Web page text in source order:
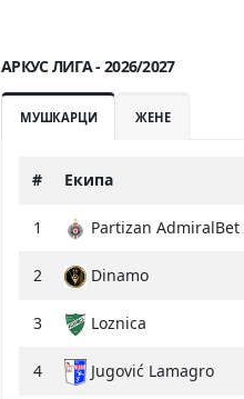
АРКУС ЛИГА - 2026/2027
МУШКАРЦИ ЖЕНЕ
# Екипа
1 Partizan AdmiralBet
2 Dinamo
3 Loznica
4 Jugović Lamagro